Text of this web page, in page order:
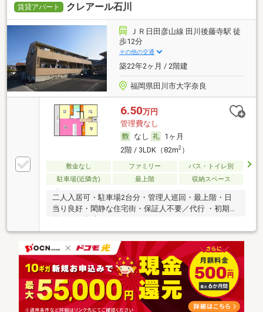
賃貸アパート クレアール石川
ＪＲ日田彦山線 田川後藤寺駅 徒
歩12分
その他の交通
築22年2ヶ月 / 2階建
福岡県田川市大字奈良
6.50万円
管理費なし
なし
1ヶ月
2階 / 3LDK（82m2）
敷金なし ファミリー
バス・トイレ別
駐車場(近隣含)
最上階 収納スペース
二人入居可・駐車場2台分・管理人巡回・最上階・日
当り良好・閑静な住宅街・保証人不要／代行 ・初期費